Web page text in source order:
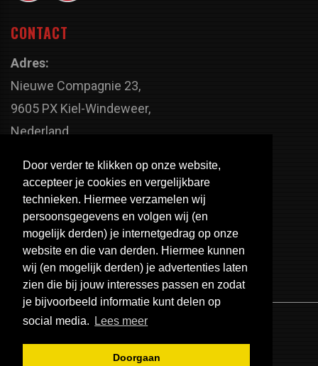
Door verder te klikken op onze website,
accepteer je cookies en vergelijkbare
technieken. Hiermee verzamelen wij
persoonsgegevens en volgen wij (en
mogelijk derden) je internetgedrag op onze
website en die van derden. Hiermee kunnen
wij (en mogelijk derden) je advertenties laten
zien die bij jouw interesses passen en zodat
je bijvoorbeeld informatie kunt delen op
social media.
Lees meer
Doorgaan
CONTACT
Adres:
Nieuwe Compagnie 23,
9605 PX Kiel-Windeweer,
Nederland
+31 598 - 320 402
Telefoonnummer:
+31 598 - 350 330
Email:
info@usa-engines.com